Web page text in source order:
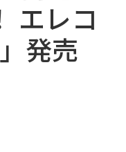
エレコ
発売